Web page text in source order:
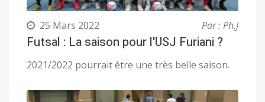
25 Mars 2022 Par : Ph.J
Futsal : La saison pour l'USJ Furiani ?
2021/2022 pourrait être une très belle saison.